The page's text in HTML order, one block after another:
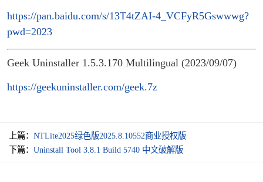
https://pan.baidu.com/s/13T4tZAI-4_VCFyR5Gswwwg?
pwd=2023
Geek Uninstaller 1.5.3.170 Multilingual (2023/09/07)
https://geekuninstaller.com/geek.7z
上篇： NTLite2025绿色版2025.8.10552商业授权版
下篇： Uninstall Tool 3.8.1 Build 5740 中文破解版